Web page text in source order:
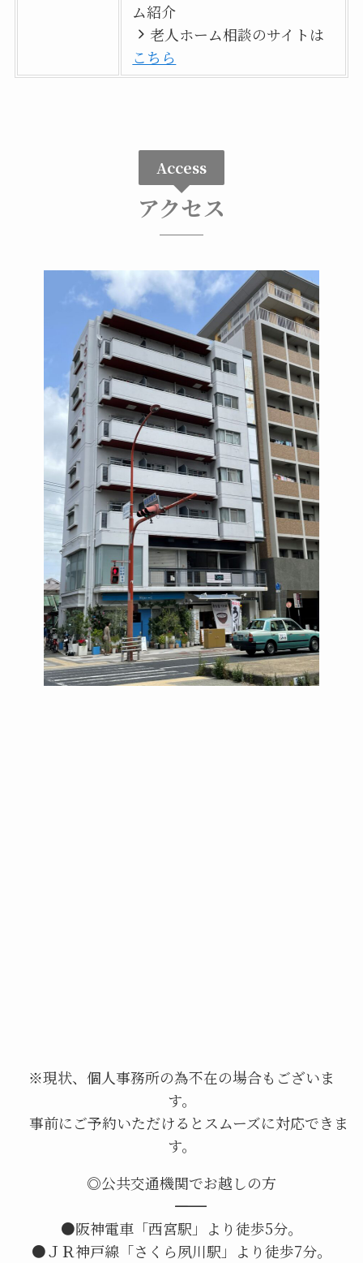
ム紹介
老人ホーム相談のサイトは
こちら
Access
アクセス
※現状、個人事務所の為不在の場合もございま
す。
事前にご予約いただけるとスムーズに対応できま
す。
◎公共交通機関でお越しの方
――――――――――――――――
●阪神電車「西宮駅」より徒歩5分。
●ＪＲ神戸線「さくら夙川駅」より徒歩7分。